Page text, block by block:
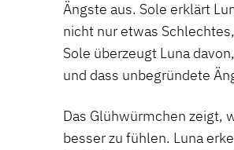
Ängste aus. Sole erklärt
nicht nur etwas
Sole überzeugt Luna
und dass unbegründete
Das Glühwürmchen zeigt,
besser zu fühlen. Luna